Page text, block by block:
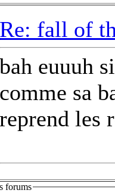
Re: fall of
bah euuuh
comme sa
reprend les
forums